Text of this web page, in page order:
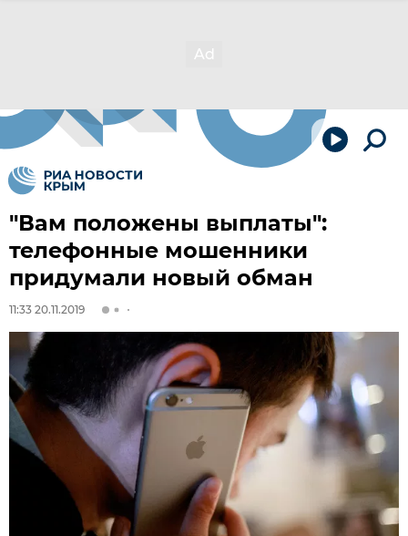
"Вам положены выплаты":
телефонные мошенники
придумали новый обман
11:33 20.11.2019